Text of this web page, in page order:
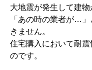
大地震が発生して建
「あの時の業者が…
きません。
住宅購入において耐
のです。